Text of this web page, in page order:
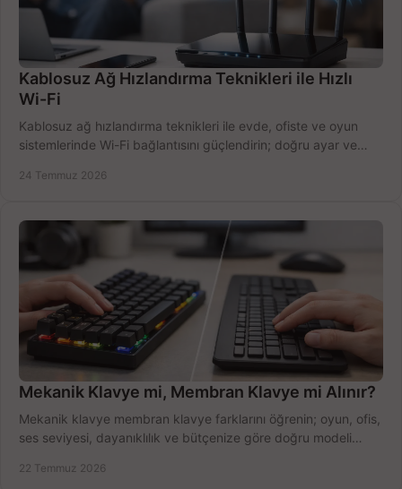
Kablosuz Ağ Hızlandırma Teknikleri ile Hızlı
Wi-Fi
Kablosuz ağ hızlandırma teknikleri ile evde, ofiste ve oyun
sistemlerinde Wi-Fi bağlantısını güçlendirin; doğru ayar ve
24 Temmuz 2026
Mekanik Klavye mi, Membran Klavye mi Alınır?
Mekanik klavye membran klavye farklarını öğrenin; oyun, ofis,
ses seviyesi, dayanıklılık ve bütçenize göre doğru modeli
22 Temmuz 2026